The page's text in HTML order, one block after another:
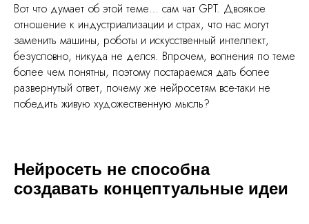
Вот что думает об этой теме… сам чат GPT. Двоякое
отношение к индустриализации и страх, что нас могут
заменить машины, роботы и искусственный интеллект,
безусловно, никуда не делся. Впрочем, волнения по теме
более чем понятны, поэтому постараемся дать более
развернутый ответ, почему же нейросетям все-таки не
победить живую художественную мысль?
Нейросеть не способна
создавать концептуальные идеи